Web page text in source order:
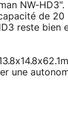
NW-
de 20
reste bien
une